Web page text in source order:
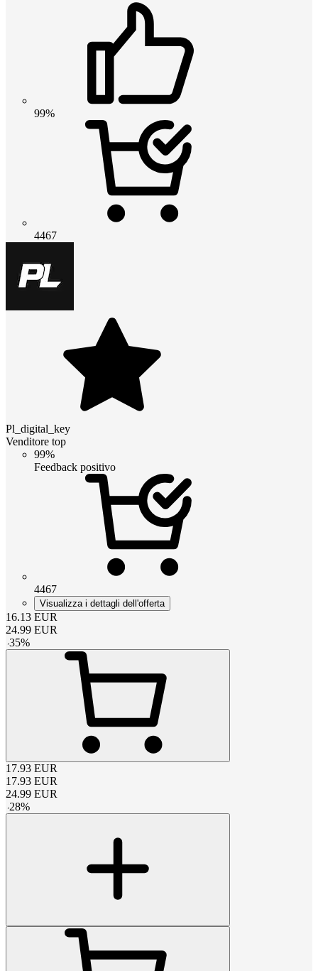
99%
4467
Pl_digital_key
Venditore top
99%
Feedback positivo
4467
Visualizza i dettagli dell'offerta
16.13 EUR
24.99 EUR
-35%
17.93 EUR
17.93 EUR
24.99 EUR
-28%